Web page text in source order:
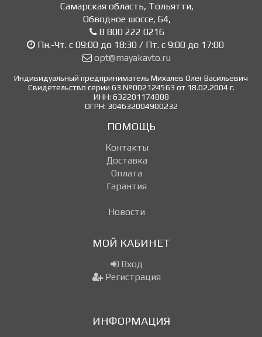
Самарская область, Тольятти,
Обводное шоссе, 64,
8 800 222 0216
Пн.-Чт. с 09:00 до 18:30 / Пт. с 9:00 до 17:00
opt@mayakavto.ru
Индивидуальный предприниматель Михалев Олег Васильевич
Свидетельство серии 63 №002124563 от 18.02.2004 г.
ИНН: 632201174888
ОГРН: 304632004900232
ПОМОЩЬ
Контакты
Доставка
Оплата
Гарантия
Новости
МОЙ КАБИНЕТ
Вход
Регистрация
ИНФОРМАЦИЯ